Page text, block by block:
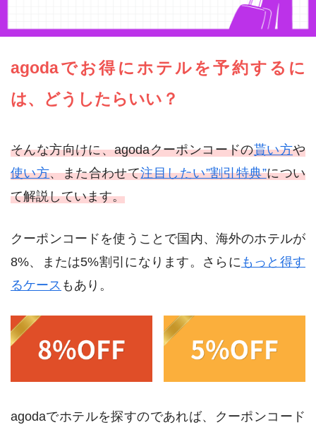
agodaでお得にホテルを予約するに
は、どうしたらいい？
そんな方向けに、agodaクーポンコードの貰い方や
使い方、また合わせて注目したい”割引特典”につい
て解説しています。
クーポンコードを使うことで国内、海外のホテルが
8%、または5%割引になります。さらに もっと得す
るケース もあり。
agodaでホテルを探すのであれば、クーポンコード